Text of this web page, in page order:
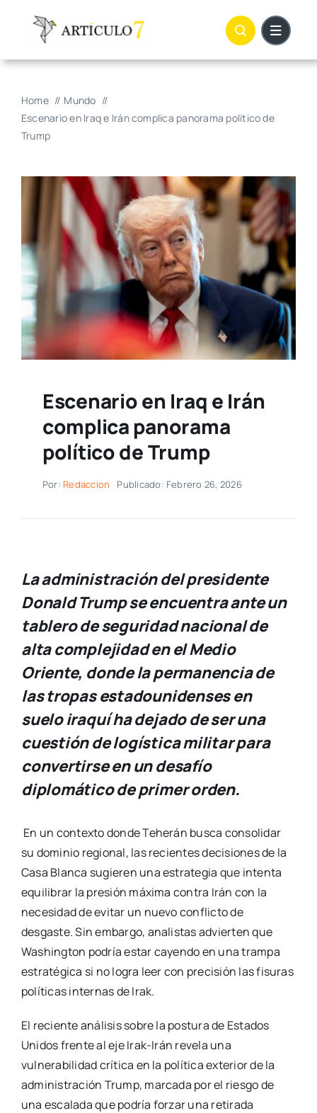
Home
Mundo
Escenario en Iraq e Irán complica panorama político de
Trump
Escenario en Iraq e Irán
complica panorama
político de Trump
Por: Redaccion Publicado: Febrero 26, 2026
La administración del presidente
Donald Trump se encuentra ante un
tablero de seguridad nacional de
alta complejidad en el Medio
Oriente, donde la permanencia de
las tropas estadounidenses en
suelo iraquí ha dejado de ser una
cuestión de logística militar para
convertirse en un desafío
diplomático de primer orden.
En un contexto donde Teherán busca consolidar
su dominio regional, las recientes decisiones de la
Casa Blanca sugieren una estrategia que intenta
equilibrar la presión máxima contra Irán con la
necesidad de evitar un nuevo conflicto de
desgaste. Sin embargo, analistas advierten que
Washington podría estar cayendo en una trampa
estratégica si no logra leer con precisión las fisuras
políticas internas de Irak.
El reciente análisis sobre la postura de Estados
Unidos frente al eje Irak-Irán revela una
vulnerabilidad crítica en la política exterior de la
administración Trump, marcada por el riesgo de
una escalada que podría forzar una retirada